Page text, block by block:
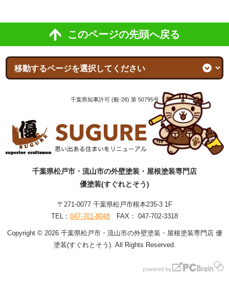
このページの先頭へ戻る
千葉県知事許可 (般-28) 第 50795号
千葉県松戸市・流山市の外壁塗装・屋根塗装専門店
優塗装(すぐれとそう)
〒271-0077 千葉県松戸市根本235-3 1F
TEL： 047-701-8048 FAX： 047-702-3318
Copyright © 2026 千葉県松戸市・流山市の外壁塗装・屋根塗装専門店 優
塗装(すぐれとそう). All Rights Reserved.